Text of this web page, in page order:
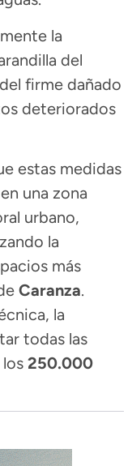
la
del
firme dañado
deteriorados
estas medidas
una zona
urbano,
la
más
Caranza.
la
todas las
250.000